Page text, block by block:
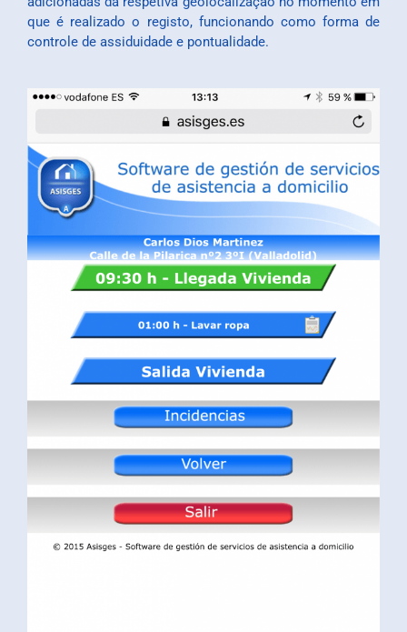
que é realizado o registo, funcionando como forma de
controle de assiduidade e pontualidade.